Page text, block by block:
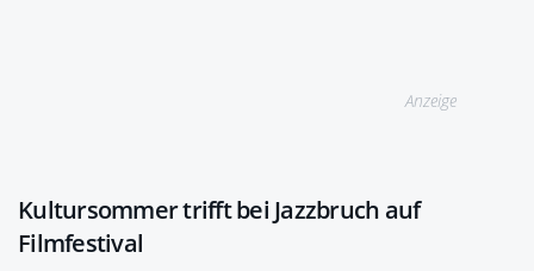
Anzeige
Kultursommer trifft bei Jazzbruch auf
Filmfestival